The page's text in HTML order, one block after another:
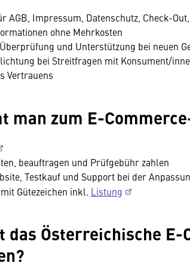
AGB, Impressum, Datenschutz, Check-
ohne Mehrkosten
und Unterstützung bei neuen
bei Streitfragen mit Konsument/
Vertrauens
man zum E-
beauftragen und Prüfgebühr zahlen
Testkauf und Support bei der
Gütezeichen inkl. Listung
das Österreichische E-